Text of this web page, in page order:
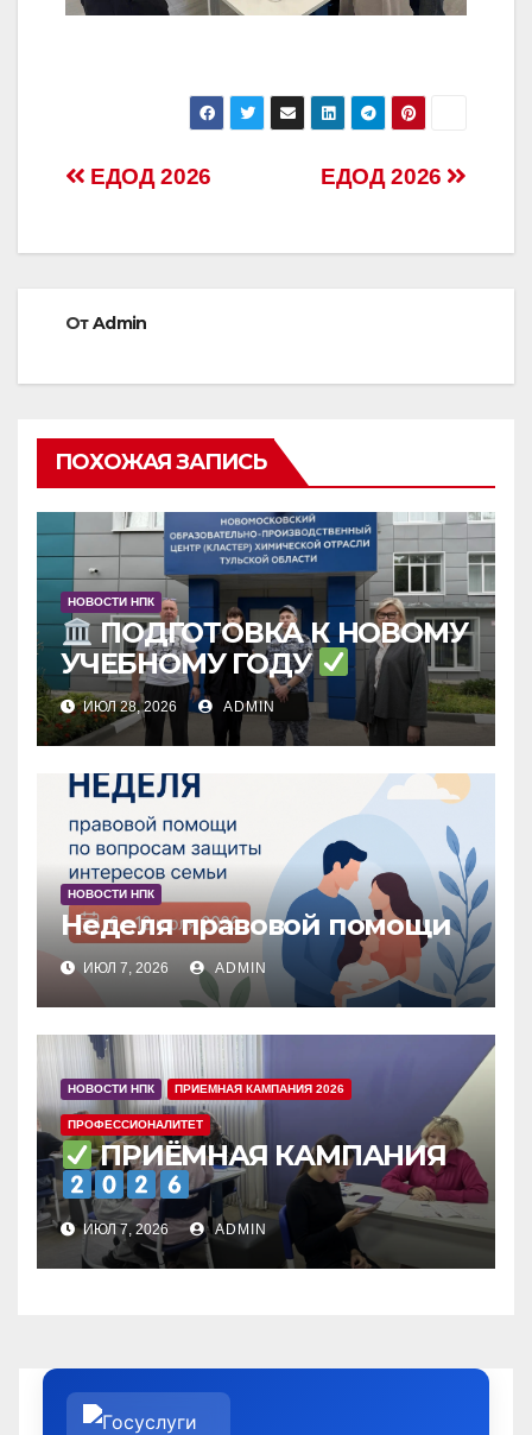
Навигация
ЕДОД 2026
ЕДОД 2026
ОтAdmin
ПОХОЖАЯ ЗАПИСЬ
НОВОСТИ НПК
ПОДГОТОВКА К НОВОМУ
УЧЕБНОМУ ГОДУ
ИЮЛ 28, 2026 ADMIN
НОВОСТИ НПК
Неделя правовой помощи
ИЮЛ 7, 2026 ADMIN
НОВОСТИ НПК ПРИЕМНАЯ КАМПАНИЯ 2026
ПРОФЕССИОНАЛИТЕТ
ПРИЁМНАЯ КАМПАНИЯ
ИЮЛ 7, 2026 ADMIN